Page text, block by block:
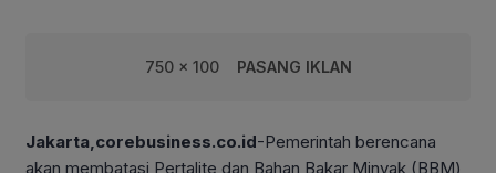
750 x 100 PASANG IKLAN
Jakarta,corebusiness.co.id-Pemerintah berencana
akan membatasi Pertalite dan Bahan Bakar Minyak (BBM)